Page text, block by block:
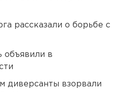
рассказали о борьбе с
объявили в
диверсанты взорвали